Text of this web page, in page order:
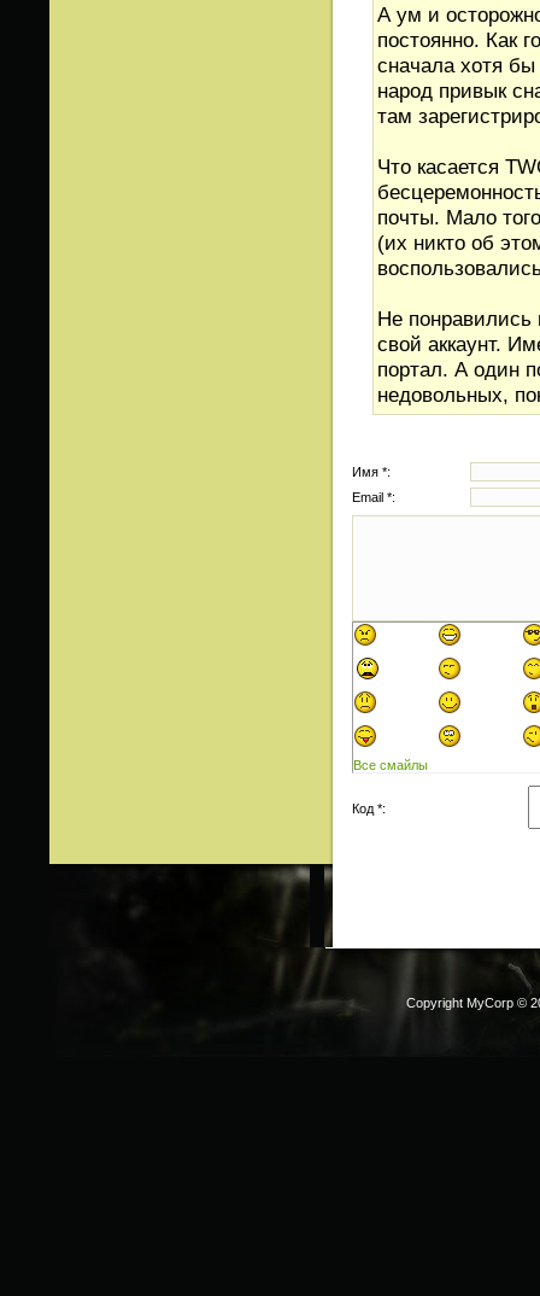
А ум и
постоянно. Как
сначала хотя
народ привык
там
Что касается
почты. Мало
(их никто об
Не
свой аккаунт.
портал. А один
недовольных,
Имя *:
Email *:
Все смайлы
Код *:
Copyright MyCorp ©